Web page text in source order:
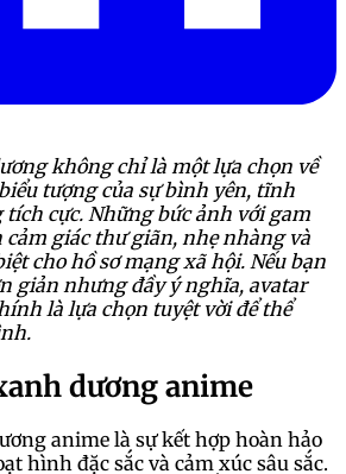
không chỉ là một lựa chọn về
tượng của sự bình yên, tĩnh
cực. Những bức ảnh với gam
cảm giác thư giãn, nhẹ nhàng và
cho hồ sơ mạng xã hội. Nếu bạn
giản nhưng đầy ý nghĩa, avatar
là lựa chọn tuyệt vời để thể
dương anime
anime là sự kết hợp hoàn hảo
hình đặc sắc và cảm xúc sâu sắc.